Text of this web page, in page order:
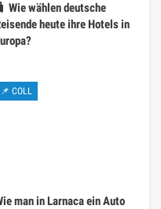
Wie wählen deutsche
heute ihre Hotels in
📌 COLL
man in Larnaca ein Auto